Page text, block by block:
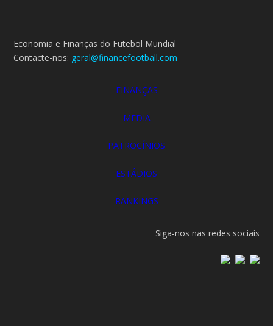
Economia e Finanças do Futebol Mundial
Contacte-nos: geral@financefootball.com
FINANÇAS
MEDIA
PATROCÍNIOS
ESTÁDIOS
RANKINGS
Siga-nos nas redes sociais